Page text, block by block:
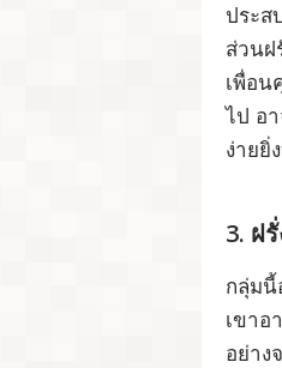
ประส
ส่วนฝ
เพื่อน
ไป อ
ง่ายยิ่
3. ฝ
กลุ่มนี้
เขาอ
อย่าง